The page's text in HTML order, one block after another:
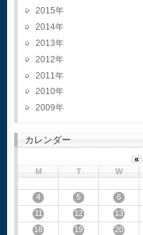
2015
2014
2013
2012
2011
2010
2009
カレンダー
«
M
T W
4
5 6
11
12 13
18
19 20